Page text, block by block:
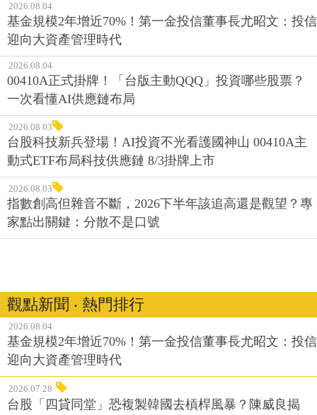
2026.08.04
基金規模2年增近70%！第一金投信董事長尤昭文：投信
迎向大資產管理時代
2026.08.04
00410A正式掛牌！「台版主動QQQ」投資哪些股票？
一次看懂AI供應鏈布局
2026.08.03
台股科技新兵登場！AI投資不光看護國神山 00410A主
動式ETF布局科技供應鏈 8/3掛牌上市
2026.08.03
指數創高但雜音不斷，2026下半年該追高還是觀望？專
家點出關鍵：分散不是口號
觀點新聞 ‧ 熱門排行
2026.08.04
基金規模2年增近70%！第一金投信董事長尤昭文：投信
迎向大資產管理時代
2026.07.28
台股「四貸同堂」恐複製韓國去槓桿風暴？陳威良揭